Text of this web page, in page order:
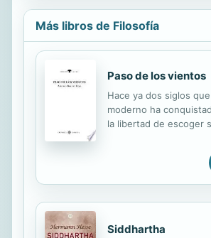
Más libros de Filosofía
Paso de los vientos
Hace ya dos siglos
moderno ha
la libertad de escoger
preocuparse
que dijeron los
no debera renunciar a
Siddhartha